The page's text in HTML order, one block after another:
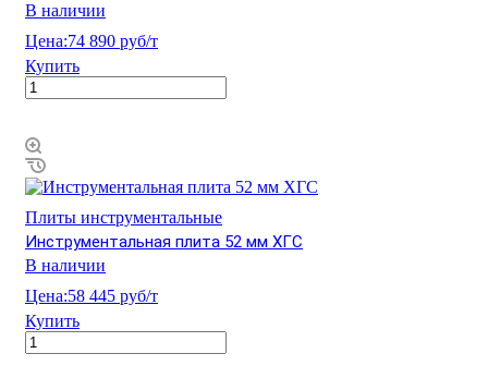
В наличии
Цена:74 890 руб/т
Купить
Плиты инструментальные
Инструментальная плита 52 мм ХГС
В наличии
Цена:58 445 руб/т
Купить